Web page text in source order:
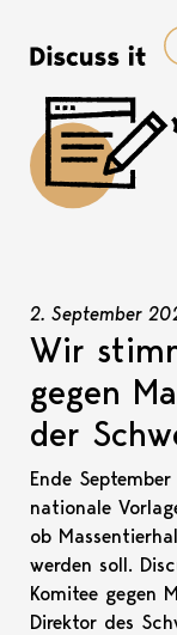
2. September
Wir
gegen
der
Ende
nationale
ob
werden soll.
Komitee gegen
Direktor des